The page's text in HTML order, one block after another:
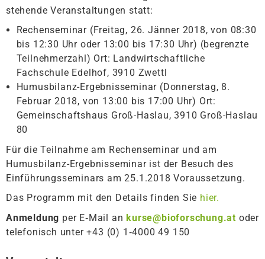
stehende Veranstaltungen statt:
Rechenseminar (Freitag, 26. Jänner 2018, von 08:30
bis 12:30 Uhr oder 13:00 bis 17:30 Uhr) (begrenzte
Teilnehmerzahl) Ort: Landwirtschaftliche
Fachschule Edelhof, 3910 Zwettl
Humusbilanz-Ergebnisseminar (Donnerstag, 8.
Februar 2018, von 13:00 bis 17:00 Uhr) Ort:
Gemeinschaftshaus Groß-Haslau, 3910 Groß-Haslau
80
Für die Teilnahme am Rechenseminar und am
Humusbilanz-Ergebnisseminar ist der Besuch des
Einführungsseminars am 25.1.2018 Voraussetzung.
Das Programm mit den Details finden Sie hier.
Anmeldung per E‑Mail ankurse@bioforschung.at oder
telefonisch unter +43 (0) 1‑4000 49 150